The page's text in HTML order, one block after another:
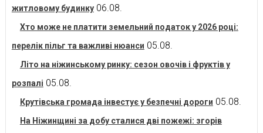
житловому будинку 06.08.
Хто може не платити земельний податок у 2026 році:
перелік пільг та важливі нюанси 05.08.
Літо на ніжинському ринку: сезон овочів і фруктів у
розпалі 05.08.
Крутівська громада інвестує у безпечні дороги 05.08.
На Ніжинщині за добу сталися дві пожежі: згорів